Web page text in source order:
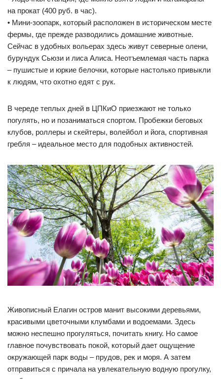
на прокат (400 руб. в час).
• Мини-зоопарк, который расположен в историческом месте
фермы, где прежде разводились домашние животные.
Сейчас в удобных вольерах здесь живут северные олени,
бурундук Сьюзи и лиса Алиса. Неотъемлемая часть парка
– пушистые и юркие белочки, которые настолько привыкли
к людям, что охотно едят с рук.
В череде теплых дней в ЦПКиО приезжают не только
погулять, но и позаниматься спортом. Пробежки беговых
клубов, роллеры и скейтеры, волейбол и йога, спортивная
гребля – идеальное место для подобных активностей.
Живописный Елагин остров манит высокими деревьями,
красивыми цветочными клумбами и водоемами. Здесь
можно неспешно прогуляться, почитать книгу. Но самое
главное почувствовать покой, который дает ощущение
окружающей парк воды – прудов, рек и моря. А затем
отправиться с причала на увлекательную водную прогулку,